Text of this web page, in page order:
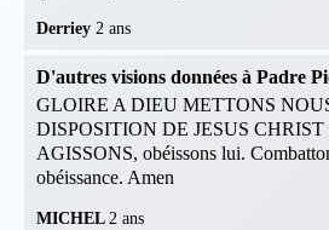
Derriey 2 ans
D'autres visions données à Padre
GLOIRE A DIEU METTONS
DISPOSITION DE JESUS
AGISSONS, obéissons lui.
obéissance. Amen
MICHEL 2 ans